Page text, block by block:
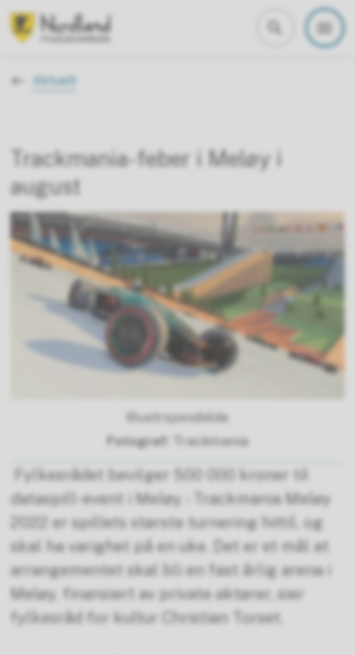
Du er her:
Aktuelt
Trackmania-feber i Meløy i
august
Illustrsjonsbilde
Trackmania
Fylkesrådet bevilger 500 000 kroner til
dataspill-event i Meløy. - Trackmania Meløy
2022 er spillets største turnering hittil, og
skal ha varighet på en uke. Det er et mål at
arrangementet skal bli en fast årlig arena i
Meløy, finansiert av private aktører, sier
fylkesråd for kultur Christian Torset.